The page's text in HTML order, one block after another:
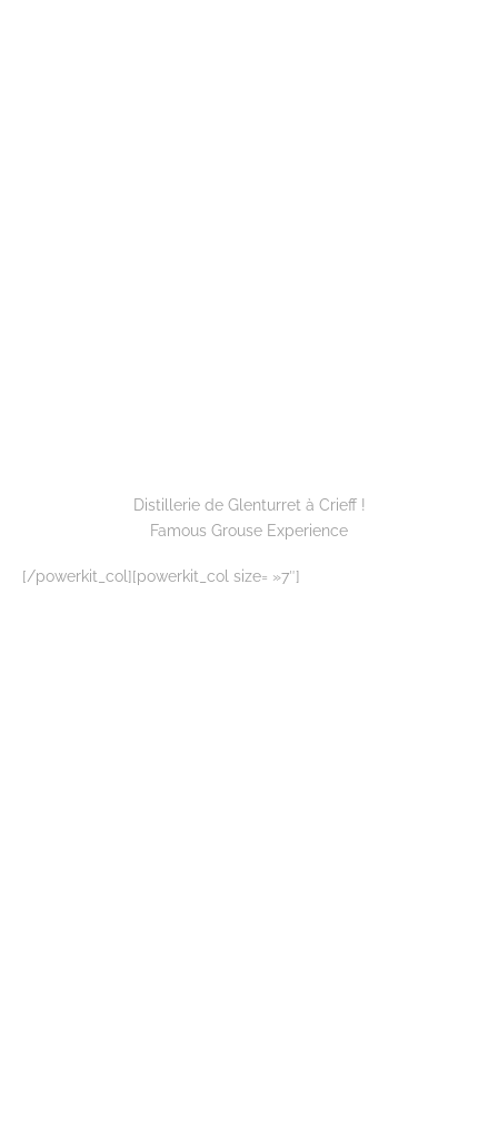
Distillerie de Glenturret à Crieff !
Famous Grouse Experience
[/powerkit_col][powerkit_col size= »7″]